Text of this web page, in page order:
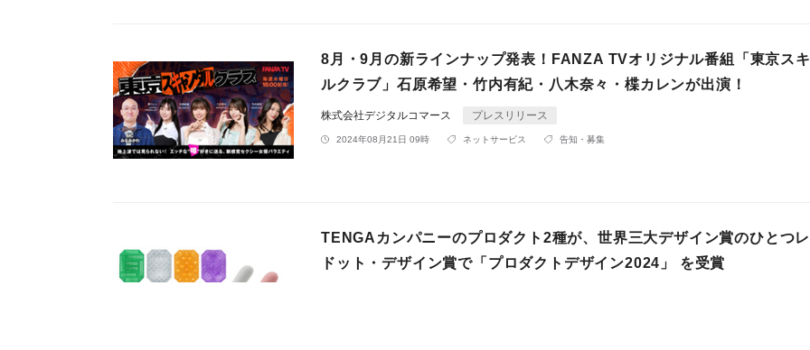
8月・9月の新ラインナップ発表！FANZA TVオリジナル番組「東京ス
ルクラブ」石原希望・竹内有紀・八木奈々・楪カレンが出演！
株式会社デジタルコマース プレスリリース
2024年08月21日 09時 ネットサービス 告知・募集
TENGAカンパニーのプロダクト2種が、世界三大デザイン賞のひとつレ
ドット・デザイン賞で「プロダクトデザイン2024」 を受賞